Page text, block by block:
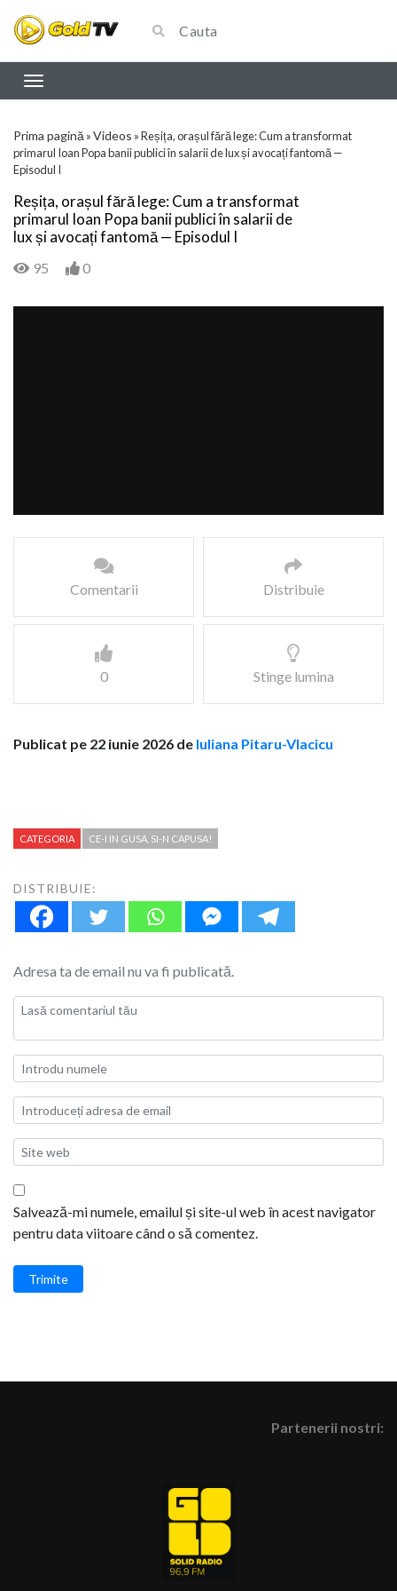
Prima pagină »Videos »Reșița, orașul fără lege: Cum a transformat
primarul Ioan Popa banii publici în salarii de lux și avocați fantomă —
Episodul I
Reșița, orașul fără lege: Cum a transformat
primarul Ioan Popa banii publici în salarii de
lux și avocați fantomă — Episodul I
95 0
Comentarii Distribuie
0 Stinge lumina
Publicat pe 22 iunie 2026 de Iuliana Pitaru-Vlacicu
CATEGORIA CE-I IN GUSA, SI-N CAPUSA!
DISTRIBUIE:
Adresa ta de email nu va fi publicată.
Salvează-mi numele, emailul și site-ul web în acest navigator
pentru data viitoare când o să comentez.
Trimite
Partenerii nostri: